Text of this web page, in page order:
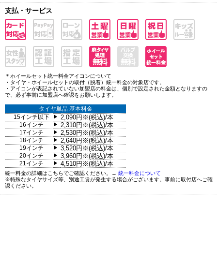
支払・サービス
＊ホイールセット統一料金アイコンについて
・タイヤ・ホイールセットの取付（脱着）統一料金の対象店です。
・アイコンが表記されていない加盟店の料金は、個別で設定された金額となりますの
で、必ず事前に加盟店へ確認をお願いします。
タイヤ単品 基本料金
15インチ以下
▶ 2,090円※(税込)/本
16インチ ▶ 2,310円※(税込)/本
17インチ ▶ 2,530円※(税込)/本
18インチ ▶ 2,640円※(税込)/本
19インチ ▶ 3,520円※(税込)/本
20インチ ▶ 3,960円※(税込)/本
21インチ ▶ 4,510円※(税込)/本
統一料金の詳細はこちらでご確認ください。→ 統一料金について
※特殊なタイヤサイズ等、別途工賃が発生する場合がございます。事前に取付店へご確
認ください。